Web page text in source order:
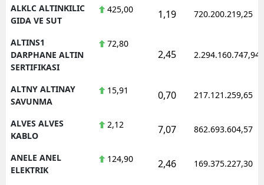
ALKLC ALTINKILIC
GIDA VE SUT
425,00 1,19 720.200.219,25
ALTINS1
DARPHANE ALTIN
SERTIFIKASI
72,80
2,45 2.294.160.747,94
ALTNY ALTINAY
SAVUNMA
15,91 0,70 217.121.259,65
ALVES ALVES
KABLO
2,12 7,07 862.693.604,57
ANELE ANEL
ELEKTRIK
124,90 2,46 169.375.227,30